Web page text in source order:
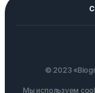
© 2023
Мы используем